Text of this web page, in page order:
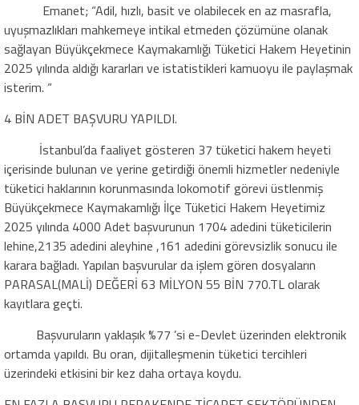
Emanet; “Adil, hızlı, basit ve olabilecek en az masrafla,
uyuşmazlıkları mahkemeye intikal etmeden çözümüne olanak
sağlayan Büyükçekmece Kaymakamlığı Tüketici Hakem Heyetinin
2025 yılında aldığı kararları ve istatistikleri kamuoyu ile paylaşmak
isterim. “
4 BİN ADET BAŞVURU YAPILDI.
İstanbul’da faaliyet gösteren 37 tüketici hakem heyeti
içerisinde bulunan ve yerine getirdiği önemli hizmetler nedeniyle
tüketici haklarının korunmasında lokomotif görevi üstlenmiş
Büyükçekmece Kaymakamlığı İlçe Tüketici Hakem Heyetimiz
2025 yılında 4000 Adet başvurunun 1704 adedini tüketicilerin
lehine,2135 adedini aleyhine ,161 adedini görevsizlik sonucu ile
karara bağladı. Yapılan başvurular da işlem gören dosyaların
PARASAL(MALİ) DEĞERİ 63 MİLYON 55 BİN 770.TL olarak
kayıtlara geçti.
Başvuruların yaklaşık %77 ’si e-Devlet üzerinden elektronik
ortamda yapıldı. Bu oran, dijitalleşmenin tüketici tercihleri
üzerindeki etkisini bir kez daha ortaya koydu.